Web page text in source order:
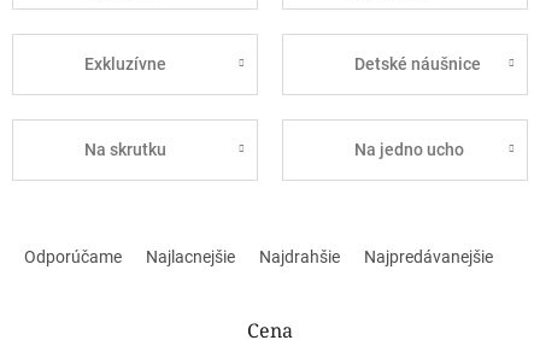
Exkluzívne Detské náušnice
Na skrutku Na jedno ucho
Odporúčame Najlacnejšie Najdrahšie Najpredávanejšie
Cena